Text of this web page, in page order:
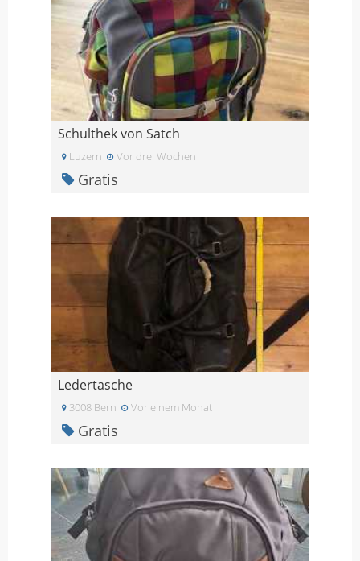
Schulthek von Satch
Luzern Vor drei Wochen
Gratis
Ledertasche
3008 Bern Vor einem Monat
Gratis